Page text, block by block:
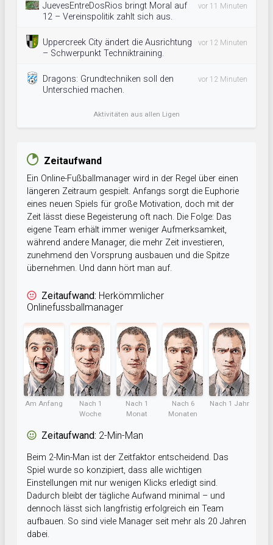
JuevesEntreDosRios bringt Moral auf
12 – Vereinspolitik zahlt sich aus.
vor 11 Minuten
Uppercreek City ändert die Ausrichtung
– Schwerpunkt Techniktraining.
vor 12 Minuten
Dragons: Grundtechniken soll den
Unterschied machen.
vor 12 Minuten
Aktivitäten aus allen Ligen
Zeitaufwand
Ein Online-Fußballmanager wird in der Regel über einen
längeren Zeitraum gespielt. Anfangs sorgt die Euphorie
eines neuen Spiels für große Motivation, doch mit der
Zeit lässt diese Begeisterung oft nach. Die Folge: Das
eigene Team erhält immer weniger Aufmerksamkeit,
während andere Manager, die mehr Zeit investieren,
zunehmend den Vorsprung ausbauen und die Spitze
übernehmen. Und dann hört man auf.
Zeitaufwand: Herkömmlicher
Onlinefussballmanager
Am Anfang
Nach 1
Woche
Nach 1
Monat
Nach 6
Monaten
Nach 1 Jahr
Zeitaufwand: 2-Min-Man
Beim 2-Min-Man ist der Zeitfaktor entscheidend. Das
Spiel wurde so konzipiert, dass alle wichtigen
Einstellungen mit nur wenigen Klicks erledigt sind.
Dadurch bleibt der tägliche Aufwand minimal – und
dennoch lässt sich langfristig erfolgreich ein Team
aufbauen. So sind viele Manager seit mehr als 20 Jahren
dabei.